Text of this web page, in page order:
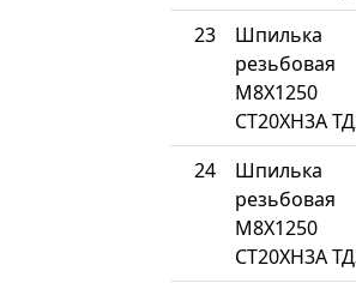
23
Шпилька
резьбовая
М8Х1250
СТ20ХН3А
24
Шпилька
резьбовая
М8Х1250
СТ20ХН3А